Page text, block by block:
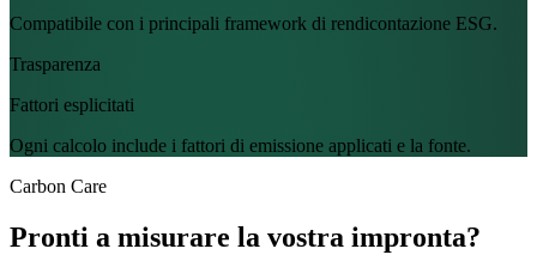
Compatibile con i principali framework di rendicontazione ESG.
Trasparenza
Fattori esplicitati
Ogni calcolo include i fattori di emissione applicati e la fonte.
Carbon Care
Pronti a misurare la vostra impronta?